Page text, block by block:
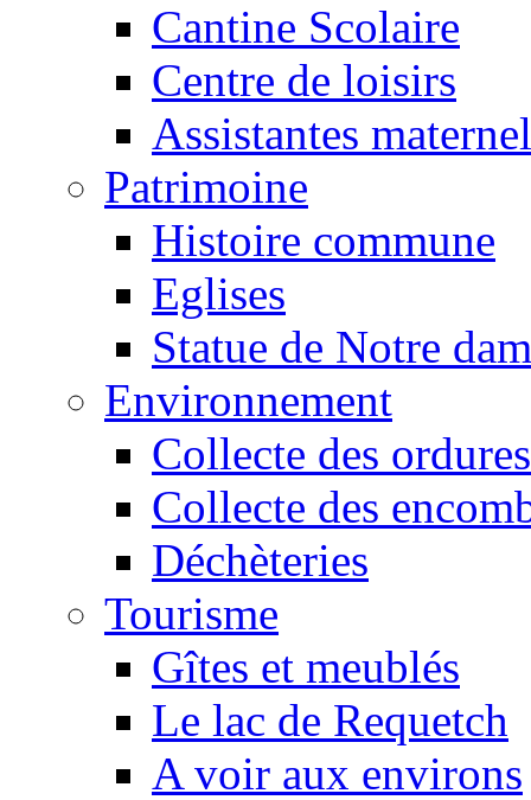
Cantine Scolaire
Centre de loisirs
Assistantes
Patrimoine
Histoire commune
Eglises
Statue de Notre
Environnement
Collecte des ordures
Collecte des
Déchèteries
Tourisme
Gîtes et meublés
Le lac de Requetch
A voir aux environs